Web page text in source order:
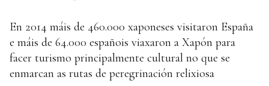
En 2014 máis de 460.000 xaponeses visitaron España
e máis de 64.000 españois viaxaron a Xapón para
facer turismo principalmente cultural no que se
enmarcan as rutas de peregrinación relixiosa